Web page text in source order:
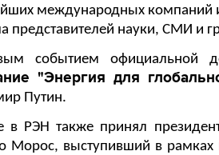
международных компаний
представителей науки, СМИ и
событием официальной
"Энергия для
Путин.
в РЭН также принял
Морос, выступивший в рамках